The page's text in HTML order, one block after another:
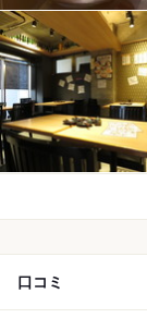
口コミ